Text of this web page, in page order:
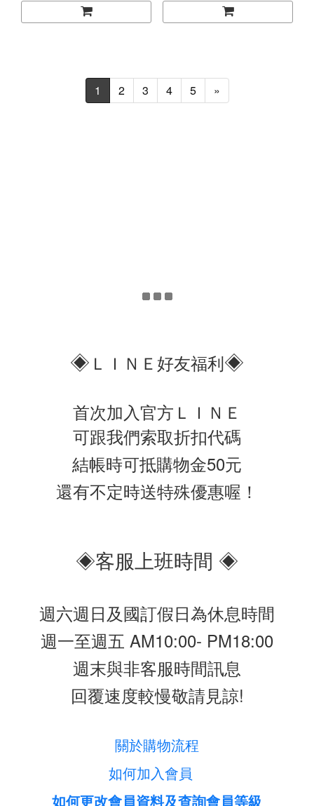
1 2 3 4 5 »
◈ ＬＩＮＥ好友福利◈
首次加入官方ＬＩＮＥ
可跟我們索取折扣代碼
結帳時可抵購物金50元
還有不定時送特殊優惠喔！
◈客服上班時間 ◈
週六週日及國訂假日為休息時間
週一至週五 AM10:00- PM18:00
週末與非客服時間訊息
回覆速度較慢敬請見諒!
關於購物流程
如何加入會員
如何更改會員資料及查詢會員等級